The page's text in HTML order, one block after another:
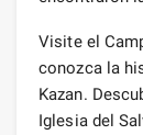
Visite el
conozca la
Kazan.
Iglesia del